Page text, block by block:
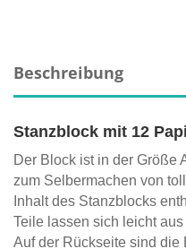
Beschreibung
Stanzblock mit 12
Der Block ist in der Größe
zum Selbermachen von
Inhalt des Stanzblocks
Teile lassen sich leicht
Auf der Rückseite sind